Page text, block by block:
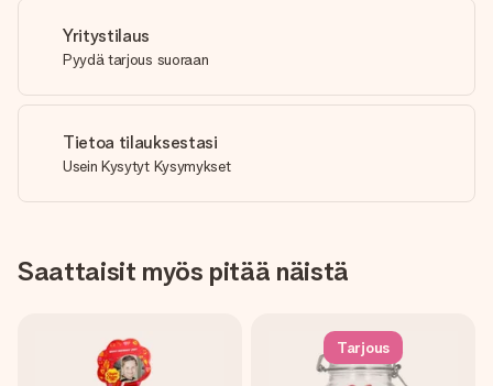
Yritystilaus
Pyydä tarjous suoraan
Tietoa tilauksestasi
Usein Kysytyt Kysymykset
Saattaisit myös pitää näistä
Tarjous